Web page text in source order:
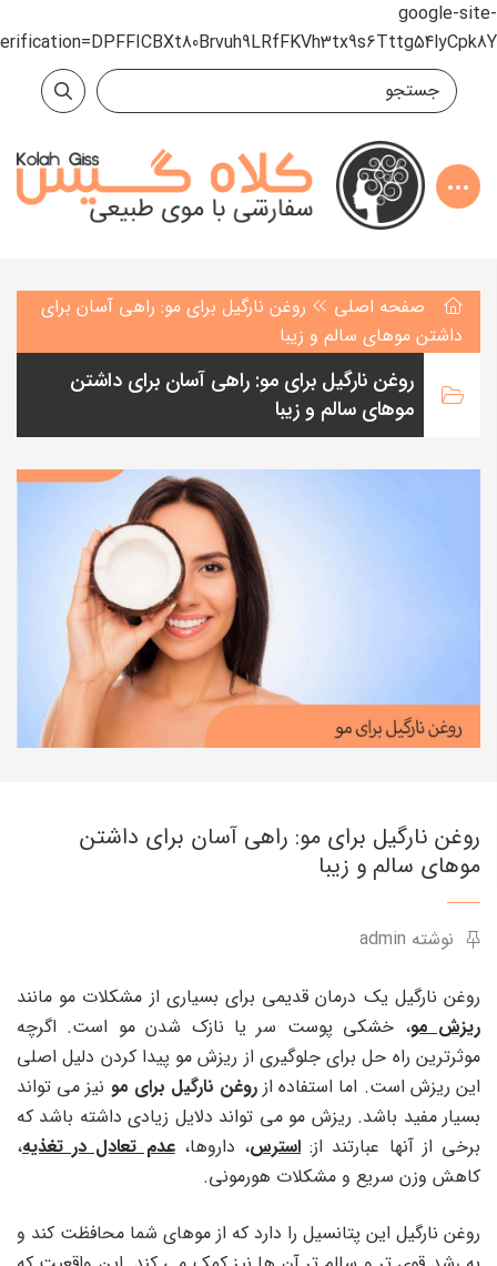
google-site-
صفحه اصلی
روغن نارگیل برای مو: راهی آسان برای
داشتن موهای سالم و زیبا
روغن نارگیل برای مو: راهی آسان برای داشتن
موهای سالم و زیبا
روغن نارگیل برای مو: راهی آسان برای داشتن
موهای سالم و زیبا
نوشته admin
روغن نارگیل یک درمان قدیمی برای بسیاری از مشکلات مو مانند
ریزش مو، خشکی پوست سر یا نازک شدن مو است. اگرچه
موثرترین راه حل برای جلوگیری از ریزش مو پیدا کردن دلیل اصلی
این ریزش است. اما استفاده از روغن نارگیل برای مو نیز می تواند
بسیار مفید باشد. ریزش مو می تواند دلایل زیادی داشته باشد که
برخی از آنها عبارتند از: استرس، داروها،عدم تعادل در تغذیه،
کاهش وزن سریع و مشکلات هورمونی.
روغن نارگیل این پتانسیل را دارد که از موهای شما محافظت کند و